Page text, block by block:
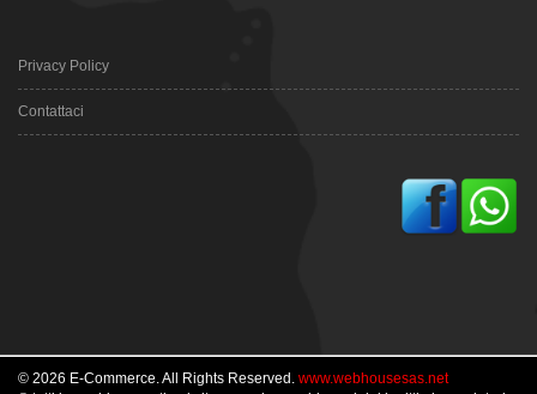
Privacy Policy
Contattaci
© 2026 E-Commerce. All Rights Reserved. www.webhousesas.net